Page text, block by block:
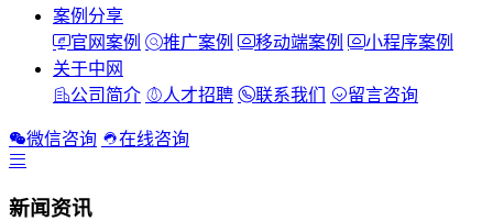
案例分享
官网案例
推广案例 移动端案例
小程序案例
关于中网
公司简介
人才招聘 联系我们 留言咨询
微信咨询 在线咨询
新闻资讯